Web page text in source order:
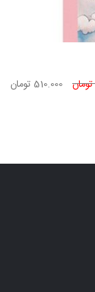
تومان قیمت
510.000 تومان